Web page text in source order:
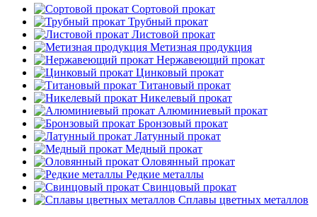
Сортовой прокат
Трубный прокат
Листовой прокат
Метизная продукция
Нержавеющий прокат
Цинковый прокат
Титановый прокат
Никелевый прокат
Алюминиевый прокат
Бронзовый прокат
Латунный прокат
Медный прокат
Оловянный прокат
Редкие металлы
Свинцовый прокат
Сплавы цветных металлов